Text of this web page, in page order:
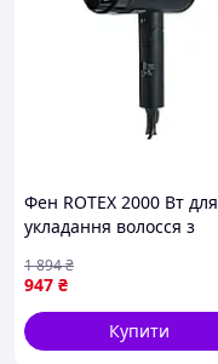
Фен ROTEX 2000 Вт для
укладання волосся з
складаною ручкою
матовий чорний
947 ₴
1 894₴
Купити